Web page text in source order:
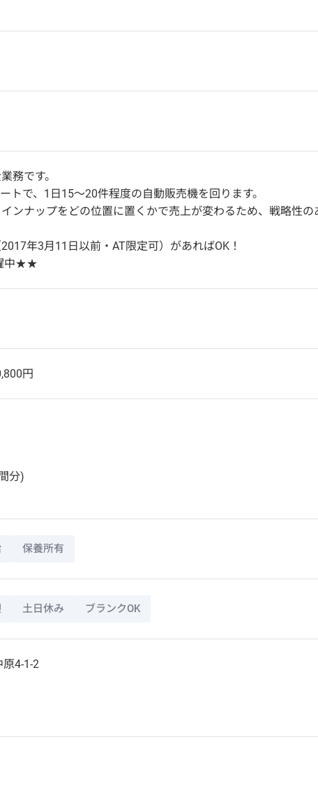
務です。
トで、1日15～20件程度の自動販売機を回ります。
ンナップをどの位置に置くかで売上が変わるため、戦略性の
年3月11日以前・AT限定可）があればOK！
中★★
円
分)
保養所有
土日休み ブランクOK
原4-1-2